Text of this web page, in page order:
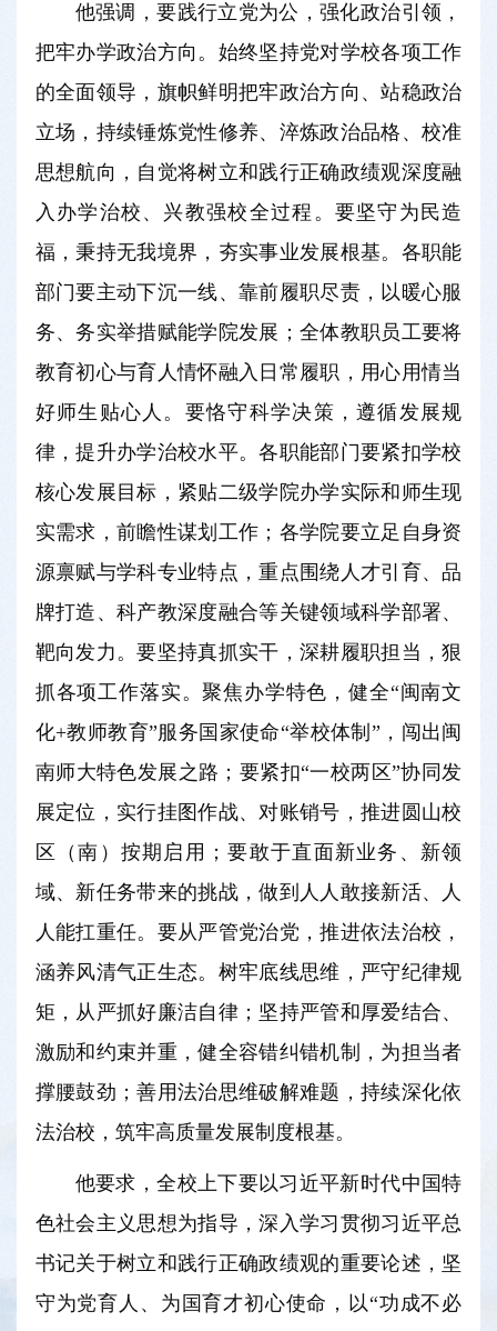
他强调，要践行立党为公，强化政治引领，
把牢办学政治方向。始终坚持党对学校各项工作
的全面领导，旗帜鲜明把牢政治方向、站稳政治
立场，持续锤炼党性修养、淬炼政治品格、校准
思想航向，自觉将树立和践行正确政绩观深度融
入办学治校、兴教强校全过程。要坚守为民造
福，秉持无我境界，夯实事业发展根基。各职能
部门要主动下沉一线、靠前履职尽责，以暖心服
务、务实举措赋能学院发展；全体教职员工要将
教育初心与育人情怀融入日常履职，用心用情当
好师生贴心人。要恪守科学决策，遵循发展规
律，提升办学治校水平。各职能部门要紧扣学校
核心发展目标，紧贴二级学院办学实际和师生现
实需求，前瞻性谋划工作；各学院要立足自身资
源禀赋与学科专业特点，重点围绕人才引育、品
牌打造、科产教深度融合等关键领域科学部署、
靶向发力。要坚持真抓实干，深耕履职担当，狠
抓各项工作落实。聚焦办学特色，健全“闽南文
化+教师教育”服务国家使命“举校体制”，闯出闽
南师大特色发展之路；要紧扣“一校两区”协同发
展定位，实行挂图作战、对账销号，推进圆山校
区（南）按期启用；要敢于直面新业务、新领
域、新任务带来的挑战，做到人人敢接新活、人
人能扛重任。要从严管党治党，推进依法治校，
涵养风清气正生态。树牢底线思维，严守纪律规
矩，从严抓好廉洁自律；坚持严管和厚爱结合、
激励和约束并重，健全容错纠错机制，为担当者
撑腰鼓劲；善用法治思维破解难题，持续深化依
法治校，筑牢高质量发展制度根基。
他要求，全校上下要以习近平新时代中国特
色社会主义思想为指导，深入学习贯彻习近平总
书记关于树立和践行正确政绩观的重要论述，坚
守为党育人、为国育才初心使命，以“功成不必